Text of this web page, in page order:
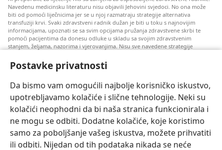
Postavke privatnosti
Da bismo vam omogućili najbolje korisničko iskustvo,
upotrebljavamo kolačiće i slične tehnologije. Neki su
kolačići neophodni da bi naša stranica funkcionirala i
ne mogu se odbiti. Dodatne kolačiće, koje koristimo
samo za poboljšanje vašeg iskustva, možete prihvatiti
ili odbiti. Nijedan od tih podataka nikada se neće
Navedenu medicinsku literaturu nisu objavili Jehovini svjedoci. No ona može
biti od pomoći liječnicima jer se u njoj razmatraju strategije alternativa
transfuziji krvi. Svaki zdravstveni radnik dužan je biti u toku s najnovijim
informacijama, upoznati se sa svim opcijama pružanja zdravstvene skrbi te
pomoći pacijentima da donesu odluke u skladu sa svojim zdravstvenim
stanjem, željama, nazorima i vjerovanjima. Nisu sve navedene strategije
Napomena pacijentima: Ako trebate savjet oko svog zdravstvenog stanja i
radnicima. Pomoć liječnika zatražite ako sumnjate da ste oboljeli.
Korištenje ove stranice podliježe uvjetima korištenja.
Postavke prikaza